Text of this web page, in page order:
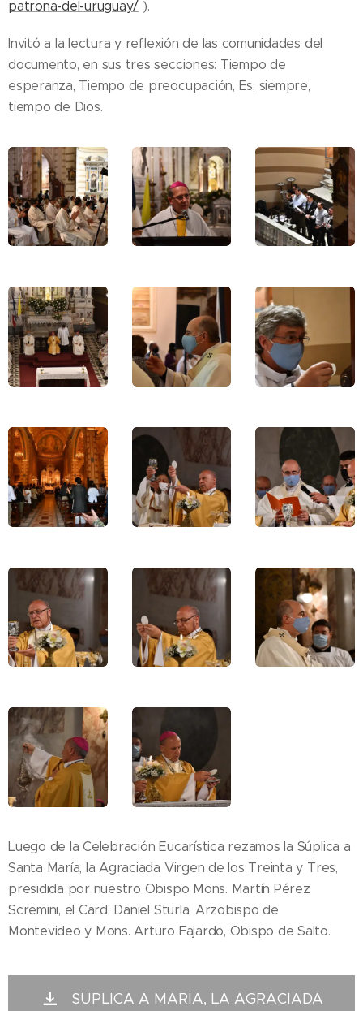
patrona-del-uruguay/ ).
Invitó a la lectura y reflexión de las comunidades del
documento, en sus tres secciones: Tiempo de
esperanza, Tiempo de preocupación, Es, siempre,
tiempo de Dios.
Luego de la Celebración Eucarística rezamos la Súplica a
Santa María, la Agraciada Virgen de los Treinta y Tres,
presidida por nuestro Obispo Mons. Martín Pérez
Scremini, el Card. Daniel Sturla, Arzobispo de
Montevideo y Mons. Arturo Fajardo, Obispo de Salto.
SUPLICA A MARIA, LA AGRACIADA